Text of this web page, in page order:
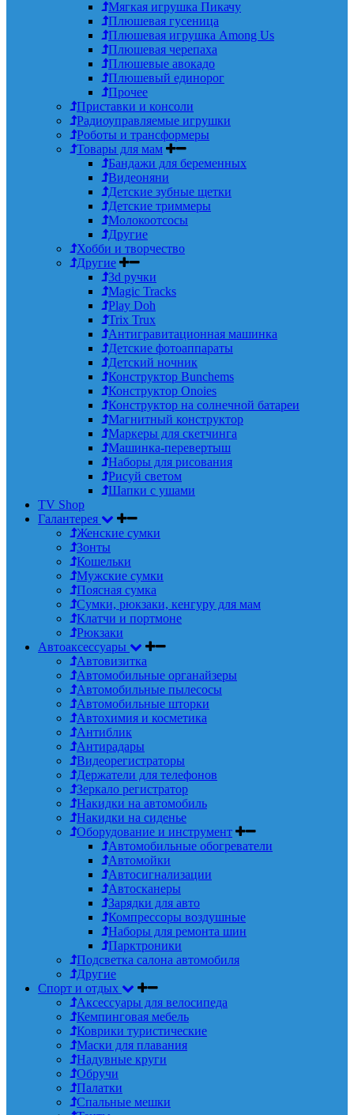
Мягкая игрушка Пикачу
Плюшевая гусеница
Плюшевая игрушка Among Us
Плюшевая черепаха
Плюшевые авокадо
Плюшевый единорог
Прочее
Приставки и консоли
Радиоуправляемые игрушки
Роботы и трансформеры
Товары для мам
Бандажи для беременных
Видеоняни
Детские зубные щетки
Детские триммеры
Молокоотсосы
Другие
Хобби и творчество
Другие
3d ручки
Magic Tracks
Play Doh
Trix Trux
Антигравитационная машинка
Детские фотоаппараты
Детский ночник
Конструктор Bunchems
Конструктор Onoies
Конструктор на солнечной батареи
Магнитный конструктор
Маркеры для скетчинга
Машинка-перевертыш
Наборы для рисования
Рисуй светом
Шапки с ушами
TV Shop
Галантерея
Женские сумки
Зонты
Кошельки
Мужские сумки
Поясная сумка
Сумки, рюкзаки, кенгуру для мам
Клатчи и портмоне
Рюкзаки
Автоаксессуары
Автовизитка
Автомобильные органайзеры
Автомобильные пылесосы
Автомобильные шторки
Автохимия и косметика
Антиблик
Антирадары
Видеорегистраторы
Держатели для телефонов
Зеркало регистратор
Накидки на автомобиль
Накидки на сиденье
Оборудование и инструмент
Автомобильные обогреватели
Автомойки
Автосигнализации
Автосканеры
Зарядки для авто
Компрессоры воздушные
Наборы для ремонта шин
Парктроники
Подсветка салона автомобиля
Другие
Спорт и отдых
Аксессуары для велосипеда
Кемпинговая мебель
Коврики туристические
Маски для плавания
Надувные круги
Обручи
Палатки
Спальные мешки